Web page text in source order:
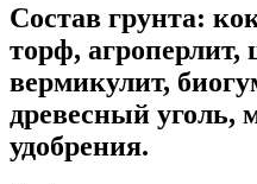
Состав грунта:
торф, агроперлит,
вермикулит,
древесный уголь,
удобрения.